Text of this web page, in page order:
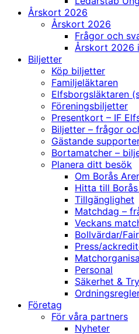
Årskort 2026
Årskort 2026
Frågor och
Årskort 2026
Biljetter
Köp biljetter
Familjeläktaren
Elfsborgsläktaren
Föreningsbiljetter
Presentkort – IF
Biljetter – frågor
Gästande
Bortamatcher –
Planera ditt besök
Om Borås
Hitta till
Tillgänglighet
Matchdag –
Veckans
Bollvärdar/
Press/
Personal
Säkerhet &
Företag
För våra partners
Nyheter